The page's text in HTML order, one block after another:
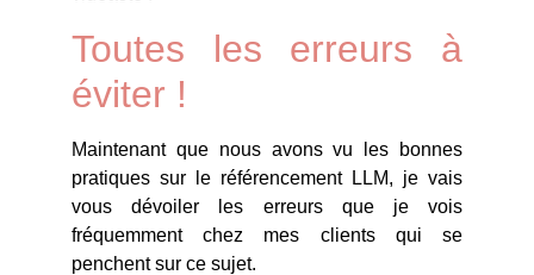
Toutes les erreurs à
éviter !
Maintenant que nous avons vu les bonnes
pratiques sur le référencement LLM, je vais
vous dévoiler les erreurs que je vois
fréquemment chez mes clients qui se
penchent sur ce sujet.